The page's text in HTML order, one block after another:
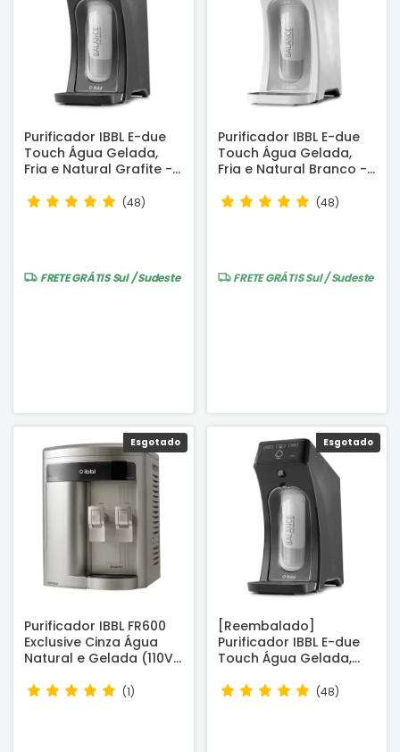
Purificador IBBL E-due
Touch Água Gelada,
Fria e Natural Grafite -
(48)
FRETE GRÁTISSul / Sudeste
Purificador IBBL E-due
Touch Água Gelada,
Fria e Natural Branco -
(48)
FRETE GRÁTISSul / Sudeste
Esgotado
Purificador IBBL FR600
Exclusive Cinza Água
Natural e Gelada (110V)
(1)
Esgotado
[Reembalado]
Purificador IBBL E-due
Touch Água Gelada,
Certificado INMETRO
(48)